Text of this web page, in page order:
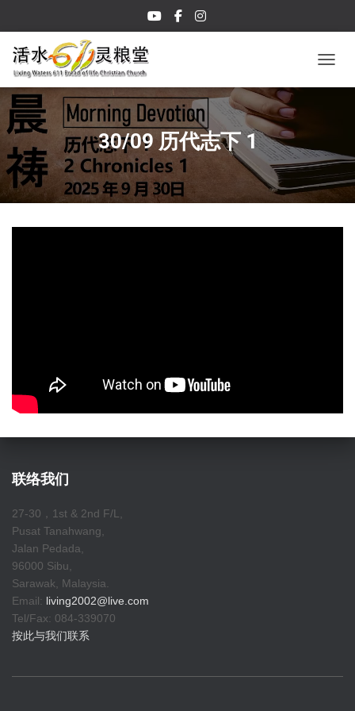
30/09 历代志下 1
联络我们
27-30，1st & 2nd F/L,
Pusat Tanahwang,
Jalan Pedada,
96000 Sibu,
Sarawak, Malaysia.
Email: living2002@live.com
Tel/Fax: 084-339070
按此与我们联系